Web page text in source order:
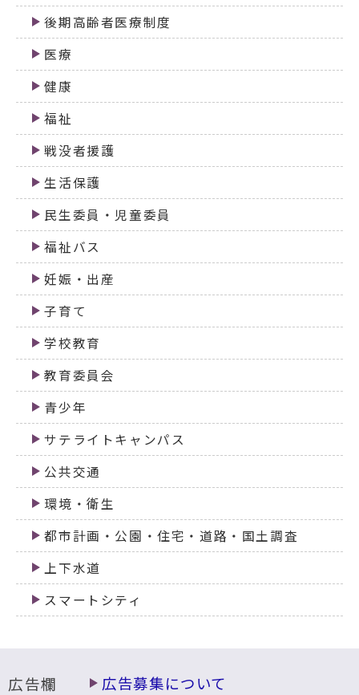
後期高齢者医療制度
医療
健康
福祉
戦没者援護
生活保護
民生委員・児童委員
福祉バス
妊娠・出産
子育て
学校教育
教育委員会
青少年
サテライトキャンパス
公共交通
環境・衛生
都市計画・公園・住宅・道路・国土調査
上下水道
スマートシティ
広告欄 広告募集について